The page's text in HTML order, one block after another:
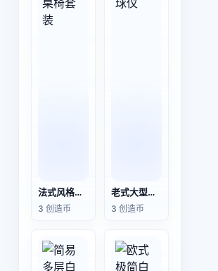
法式风格的桌椅套装
3 创造币
老式大型地球仪
3 创造币